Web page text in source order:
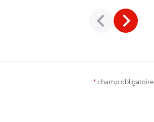
* champ obligatoire